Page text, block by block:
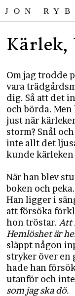
JON
Om jag trodde
vara
dig. Så att det
och börda.
just när
storm? Snål
inte allt det
kunde
När han blev
boken och
Han ligger i
att försöka
hon tröstar. Att
Hemlöshet är
släppt någon
stryker över en
hade han
utanför och
som jag ska dö.